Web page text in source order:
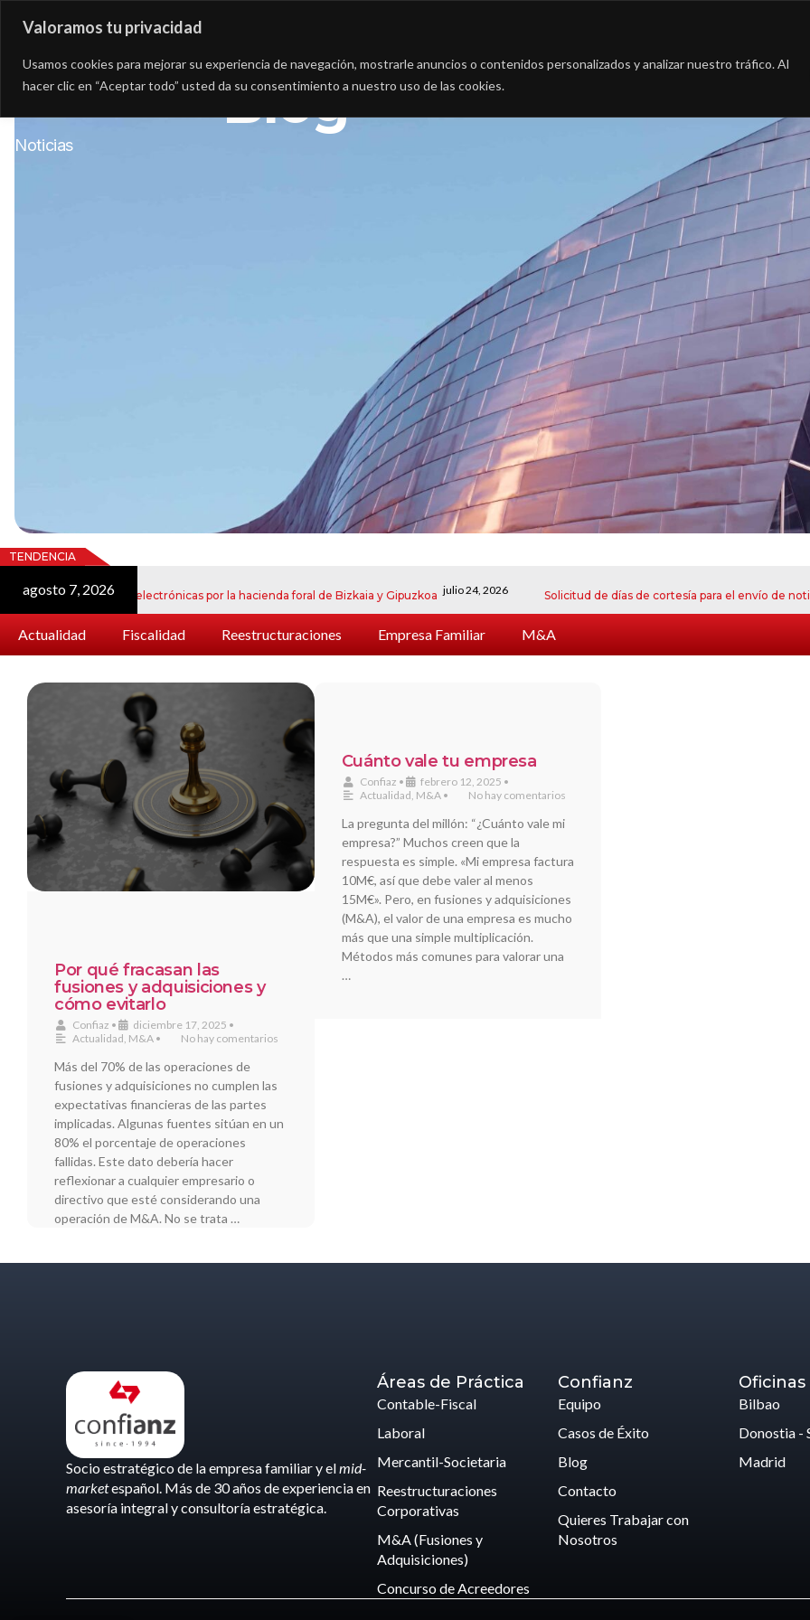
Valoramos tu privacidad
Usamos cookies para mejorar su experiencia de navegación, mostrarle anuncios o contenidos personalizados y analizar nuestro tráfico. Al
hacer clic en “Aceptar todo” usted da su consentimiento a nuestro uso de las cookies.
Blog
Noticias
TENDENCIA
agosto 7, 2026
notificaciones electrónicas por la hacienda foral de Bizkaia y Gipuzkoa julio 24, 2026 Solicitud de días de cortesía para el envío de
Actualidad Fiscalidad Reestructuraciones Empresa Familiar M&A
Por qué fracasan las
fusiones y adquisiciones y
cómo evitarlo
Confiaz • diciembre 17, 2025 •
Actualidad M&A • No hay comentarios
Más del 70% de las operaciones de
fusiones y adquisiciones no cumplen las
expectativas financieras de las partes
implicadas. Algunas fuentes sitúan en un
80% el porcentaje de operaciones
fallidas. Este dato debería hacer
reflexionar a cualquier empresario o
directivo que esté considerando una
operación de M&A. No se trata …
Cuánto vale tu empresa
Confiaz • febrero 12, 2025 •
Actualidad M&A • No hay comentarios
La pregunta del millón: “¿Cuánto vale mi
empresa?” Muchos creen que la
respuesta es simple. «Mi empresa factura
10M€, así que debe valer al menos
15M€». Pero, en fusiones y adquisiciones
(M&A), el valor de una empresa es mucho
más que una simple multiplicación.
Métodos más comunes para valorar una
…
Socio estratégico de la empresa familiar y elmid-
marketespañol. Más de 30 años de experiencia en
asesoría integral y consultoría estratégica.
Áreas de Práctica
Contable-Fiscal
Laboral
Mercantil-Societaria
Reestructuraciones
Corporativas
M&A (Fusiones y
Adquisiciones)
Concurso de Acreedores
Confianz
Equipo
Casos de Éxito
Blog
Contacto
Quieres Trabajar con
Nosotros
Oficinas
Bilbao
Donostia -
Madrid